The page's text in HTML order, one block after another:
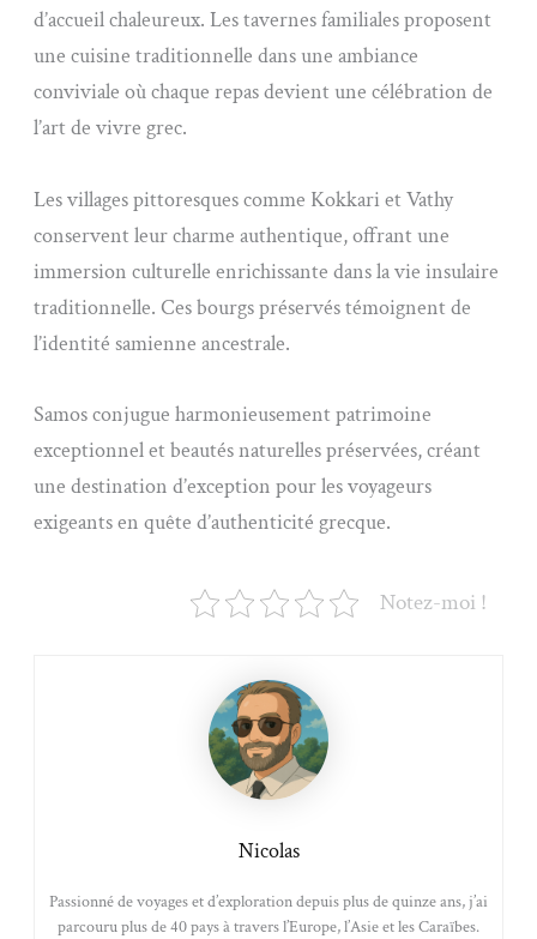
d’accueil chaleureux. Les tavernes familiales proposent
une cuisine traditionnelle dans une ambiance
conviviale où chaque repas devient une célébration de
l’art de vivre grec.
Les villages pittoresques comme Kokkari et Vathy
conservent leur charme authentique, offrant une
immersion culturelle enrichissante dans la vie insulaire
traditionnelle. Ces bourgs préservés témoignent de
l’identité samienne ancestrale.
Samos conjugue harmonieusement patrimoine
exceptionnel et beautés naturelles préservées, créant
une destination d’exception pour les voyageurs
exigeants en quête d’authenticité grecque.
Notez-moi !
Nicolas
Passionné de voyages et d’exploration depuis plus de quinze ans, j’ai
parcouru plus de 40 pays à travers l’Europe, l’Asie et les Caraïbes.